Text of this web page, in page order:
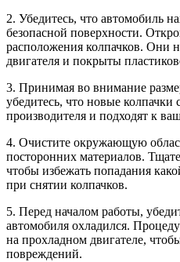
2. Убедитесь, что автомобиль
безопасной поверхности.
расположения колпачков. Они
двигателя и покрыты
3. Принимая во внимание
убедитесь, что новые
производителя и подходят к
4. Очистите окружающую
посторонних материалов.
чтобы избежать попадания
при снятии колпачков.
5. Перед началом работы,
автомобиля охладился.
на прохладном двигателе,
повреждений.